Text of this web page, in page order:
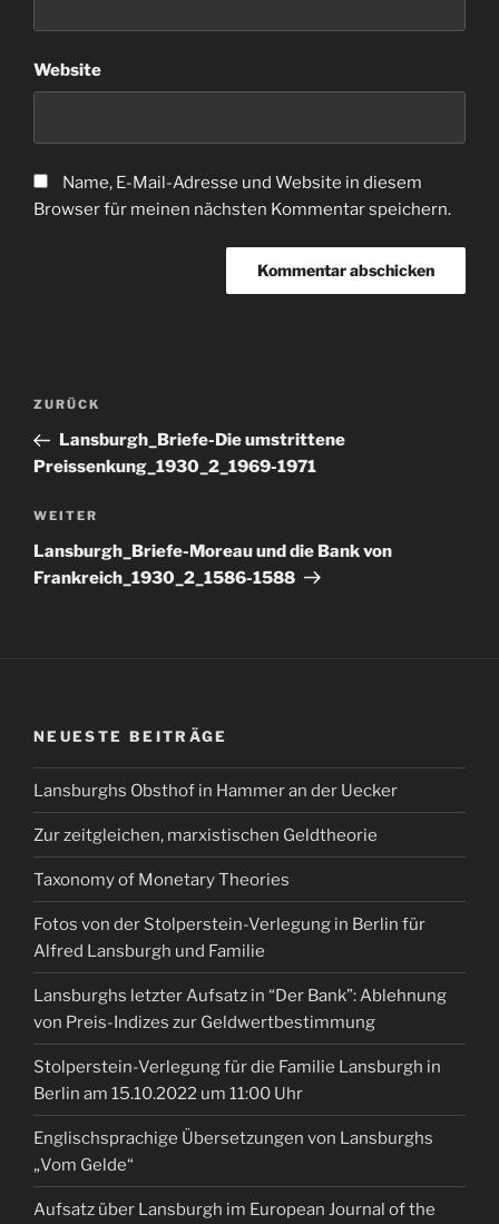
Website
Name, E-Mail-Adresse und Website in diesem
Browser für meinen nächsten Kommentar speichern.
Beitragsnavigation
Vorheriger
Beitrag
ZURÜCK
Lansburgh_Briefe-Die umstrittene
Preissenkung_1930_2_1969-1971
Nächster
Beitrag
WEITER
Lansburgh_Briefe-Moreau und die Bank von
Frankreich_1930_2_1586-1588
NEUESTE BEITRÄGE
Lansburghs Obsthof in Hammer an der Uecker
Zur zeitgleichen, marxistischen Geldtheorie
Taxonomy of Monetary Theories
Fotos von der Stolperstein-Verlegung in Berlin für
Alfred Lansburgh und Familie
Lansburghs letzter Aufsatz in “Der Bank”: Ablehnung
von Preis-Indizes zur Geldwertbestimmung
Stolperstein-Verlegung für die Familie Lansburgh in
Berlin am 15.10.2022 um 11:00 Uhr
Englischsprachige Übersetzungen von Lansburghs
„Vom Gelde“
Aufsatz über Lansburgh im European Journal of the